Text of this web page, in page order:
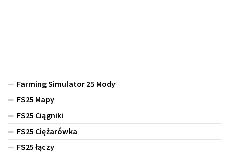
Farming Simulator 25 Mody
FS25 Mapy
FS25 Ciągniki
FS25 Ciężarówka
FS25 łączy